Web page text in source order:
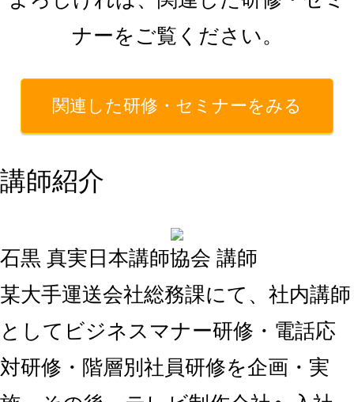
ナーをご覧ください。
関連した研修・セミナーをみる
講師紹介
石黒 真実 日本講師協会 講師
某大手運送会社総務課にて、社内講師
としてビジネスマナー研修・電話応
対研修・階層別社員研修を企画・実